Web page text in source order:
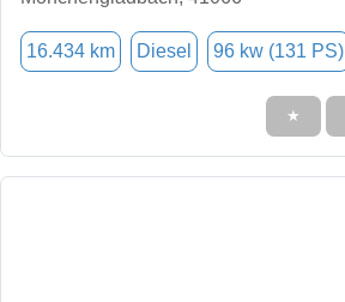
16.434 km Diesel 96 kw (131 PS)
★